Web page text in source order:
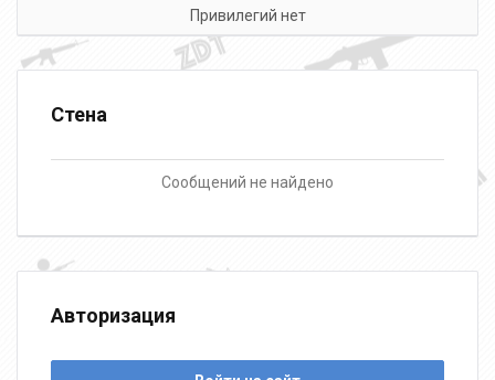
Привилегий нет
Стена
Сообщений не найдено
Авторизация